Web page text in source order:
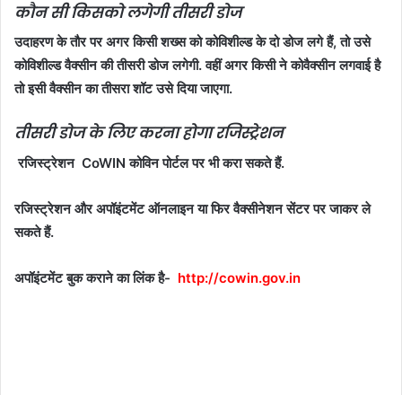
कौन सी किसको लगेगी तीसरी डोज
उदाहरण के तौर पर अगर किसी शख्स को कोविशील्ड के दो डोज लगे हैं, तो उसे
कोविशील्ड वैक्सीन की तीसरी डोज लगेगी. वहीं अगर किसी ने कोवैक्सीन लगवाई है
तो इसी वैक्सीन का तीसरा शॉट उसे दिया जाएगा.
तीसरी डोज के लिए करना होगा रजिस्ट्रेशन
रजिस्ट्रेशन CoWIN कोविन पोर्टल पर भी करा सकते हैं.
रजिस्ट्रेशन और अपॉइंटमेंट ऑनलाइन या फिर वैक्सीनेशन सेंटर पर जाकर ले
सकते हैं.
अपॉइंटमेंट बुक कराने का लिंक है- http://cowin.gov.in